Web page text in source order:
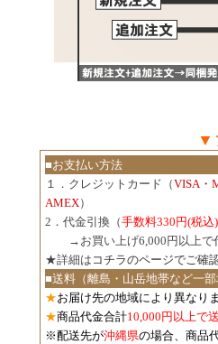
▼
■お支払い方法
１．クレジットカード（VISA・
AMEX）
2．代金引換（手数料330円(税込)
→お買い上げ6,000円以上で
★詳細は コチラのページでご確
■送料（離島・山岳地帯など一
★お届け先の地域により異なり
★商品代金合計10,000円以上で
※配送先が沖縄県の場合、商品